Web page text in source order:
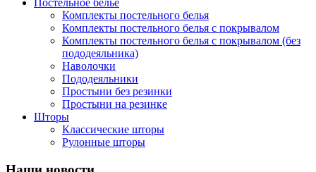
Постельное белье
Комплекты постельного белья
Комплекты постельного белья с покрывалом
Комплекты постельного белья с покрывалом (без
пододеяльника)
Наволочки
Пододеяльники
Простыни без резинки
Простыни на резинке
Шторы
Классические шторы
Рулонные шторы